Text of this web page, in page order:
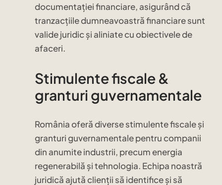
documentației financiare, asigurând că
tranzacțiile dumneavoastră financiare sunt
valide juridic și aliniate cu obiectivele de
afaceri.
Stimulente fiscale &
granturi guvernamentale
România oferă diverse stimulente fiscale și
granturi guvernamentale pentru companii
din anumite industrii, precum energia
regenerabilă și tehnologia. Echipa noastră
juridică ajută clienții să identifice și să